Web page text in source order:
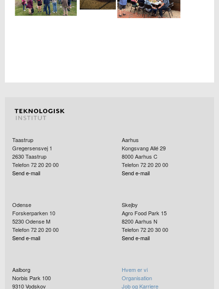
Taastrup
Gregersensvej 1
2630Taastrup
Telefon 72 20 20 00
Send e-mail
Aarhus
Kongsvang Allé 29
8000Aarhus C
Telefon 72 20 20 00
Send e-mail
Odense
Forskerparken 10
5230Odense M
Telefon 72 20 20 00
Send e-mail
Skejby
Agro Food Park 15
8200Aarhus N
Telefon 72 20 30 00
Send e-mail
Aalborg
Norbis Park 100
9310Vodskov
Hvem er vi
Organisation
Job og Karriere